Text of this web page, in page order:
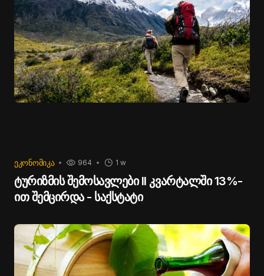
ᲔᲙᲝᲜᲝᲛᲘᲙᲐ 1 w
964
ტურიზმის შემოსავლები II კვარტალში 13%-
ით შემცირდა - საქსტატი